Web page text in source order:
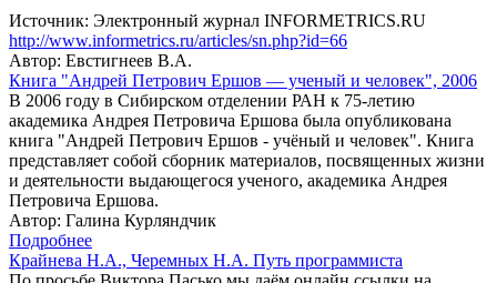
Источник: Электронный журнал INFORMETRICS.RU
http://www.informetrics.ru/articles/sn.php?id=66
Автор: Евстигнеев В.А.
Книга "Андрей Петрович Ершов — ученый и человек", 2006
В 2006 году в Сибирском отделении РАН к 75-летию
академика Андрея Петровича Ершова была опубликована
книга "Андрей Петрович Ершов - учёный и человек". Книга
представляет собой сборник материалов, посвященных жизни
и деятельности выдающегося ученого, академика Андрея
Петровича Ершова.
Автор: Галина Курляндчик
Подробнее
Крайнева Н.А., Черемных Н.А. Путь программиста